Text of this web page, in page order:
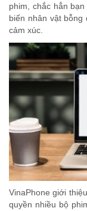
phim, chắc hẳn
biến nhân vật
cảm xúc.
VinaPhone giới
quyền nhiều bộ